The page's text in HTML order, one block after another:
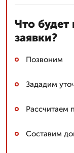
Что будет
заявки?
Позвоним
Зададим
Рассчитаем
Составим